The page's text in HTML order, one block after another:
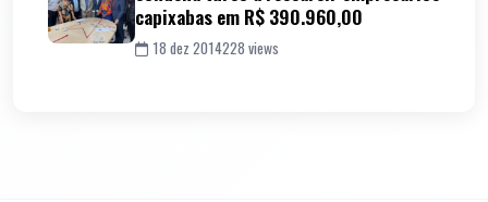
capixabas em R$ 390.960,00
18 dez 2014228 views